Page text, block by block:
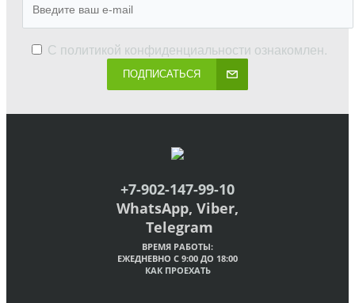
С политикой конфиденциальности ознакомлен.
ПОДПИСАТЬСЯ
+7-902-147-99-10
WhatsApp, Viber,
Telegram
ВРЕМЯ РАБОТЫ:
ЕЖЕДНЕВНО С 9:00 ДО 18:00
КАК ПРОЕХАТЬ